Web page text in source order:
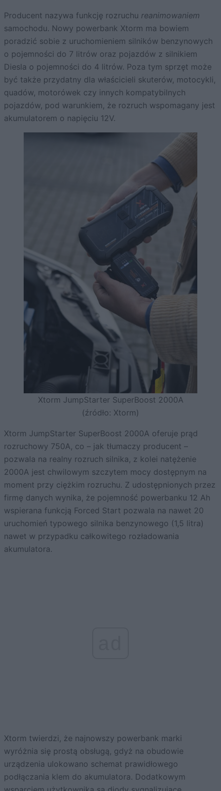
Producent nazywa funkcję rozruchu reanimowaniem
samochodu. Nowy powerbank Xtorm ma bowiem
poradzić sobie z uruchomieniem silników benzynowych
o pojemności do 7 litrów oraz pojazdów z silnikiem
Diesla o pojemności do 4 litrów. Poza tym sprzęt może
być także przydatny dla właścicieli skuterów, motocykli,
quadów, motorówek czy innych kompatybilnych
pojazdów, pod warunkiem, że rozruch wspomagany jest
akumulatorem o napięciu 12V.
Xtorm JumpStarter SuperBoost 2000A
(źródło: Xtorm)
Xtorm JumpStarter SuperBoost 2000A oferuje prąd
rozruchowy 750A, co – jak tłumaczy producent –
pozwala na realny rozruch silnika, z kolei natężenie
2000A jest chwilowym szczytem mocy dostępnym na
moment przy ciężkim rozruchu. Z udostępnionych przez
firmę danych wynika, że pojemność powerbanku 12 Ah
wspierana funkcją Forced Start pozwala na nawet 20
uruchomień typowego silnika benzynowego (1,5 litra)
nawet w przypadku całkowitego rozładowania
akumulatora.
Xtorm twierdzi, że najnowszy powerbank marki
wyróżnia się prostą obsługą, gdyż na obudowie
urządzenia ulokowano schemat prawidłowego
podłączania klem do akumulatora. Dodatkowym